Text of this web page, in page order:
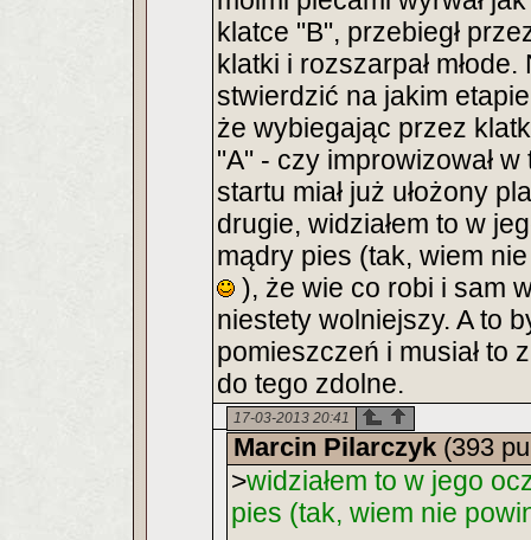
klatce "B", przebiegł
klatki i rozszarpał
stwierdzić na jakim
że wybiegając przez
"A" - czy improwizował
startu miał już ułożony
drugie, widziałem to w
mądry pies (tak, wiem
), że wie co robi i sam
niestety wolniejszy. A to
pomieszczeń i musiał to
do tego zdolne.
17-03-2013 20:41
Marcin Pilarczyk (393
>widziałem to w jego
pies (tak, wiem nie